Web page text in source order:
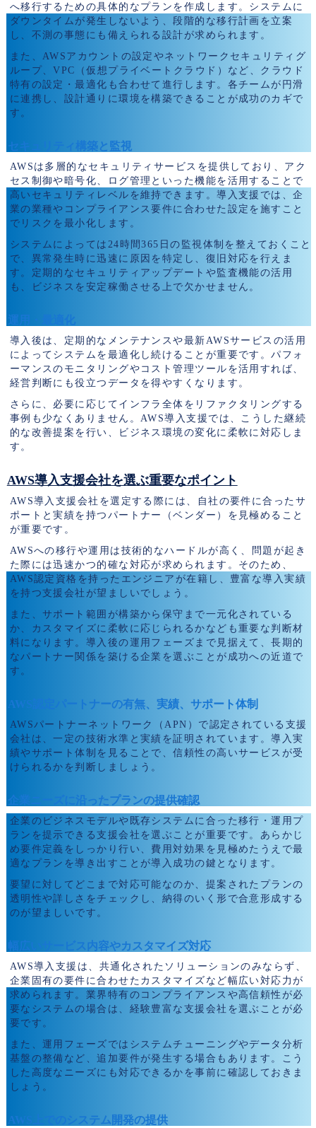
へ移行するための具体的なプランを作成します。システムに
ダウンタイムが発生しないよう、段階的な移行計画を立案
し、不測の事態にも備えられる設計が求められます。
また、AWSアカウントの設定やネットワークセキュリティグ
ループ、VPC（仮想プライベートクラウド）など、クラウド
特有の設定・最適化も合わせて進行します。各チームが円滑
に連携し、設計通りに環境を構築できることが成功のカギで
す。
セキュリティ構築と監視
AWSは多層的なセキュリティサービスを提供しており、アク
セス制御や暗号化、ログ管理といった機能を活用することで
高いセキュリティレベルを維持できます。導入支援では、企
業の業種やコンプライアンス要件に合わせた設定を施すこと
でリスクを最小化します。
システムによっては24時間365日の監視体制を整えておくこと
で、異常発生時に迅速に原因を特定し、復旧対応を行えま
す。定期的なセキュリティアップデートや監査機能の活用
も、ビジネスを安定稼働させる上で欠かせません。
運用・最適化
導入後は、定期的なメンテナンスや最新AWSサービスの活用
によってシステムを最適化し続けることが重要です。パフォ
ーマンスのモニタリングやコスト管理ツールを活用すれば、
経営判断にも役立つデータを得やすくなります。
さらに、必要に応じてインフラ全体をリファクタリングする
事例も少なくありません。AWS導入支援では、こうした継続
的な改善提案を行い、ビジネス環境の変化に柔軟に対応しま
す。
AWS導入支援会社を選ぶ重要なポイント
AWS導入支援会社を選定する際には、自社の要件に合ったサ
ポートと実績を持つパートナー（ベンダー）を見極めること
が重要です。
AWSへの移行や運用は技術的なハードルが高く、問題が起き
た際には迅速かつ的確な対応が求められます。そのため、
AWS認定資格を持ったエンジニアが在籍し、豊富な導入実績
を持つ支援会社が望ましいでしょう。
また、サポート範囲が構築から保守まで一元化されている
か、カスタマイズに柔軟に応じられるかなども重要な判断材
料になります。導入後の運用フェーズまで見据えて、長期的
なパートナー関係を築ける企業を選ぶことが成功への近道で
す。
AWS認定パートナーの有無、実績、サポート体制
AWSパートナーネットワーク（APN）で認定されている支援
会社は、一定の技術水準と実績を証明されています。導入実
績やサポート体制を見ることで、信頼性の高いサービスが受
けられるかを判断しましょう。
企業ニーズに沿ったプランの提供確認
企業のビジネスモデルや既存システムに合った移行・運用プ
ランを提示できる支援会社を選ぶことが重要です。あらかじ
め要件定義をしっかり行い、費用対効果を見極めたうえで最
適なプランを導き出すことが導入成功の鍵となります。
要望に対してどこまで対応可能なのか、提案されたプランの
透明性や詳しさをチェックし、納得のいく形で合意形成する
のが望ましいです。
幅広いサービス内容やカスタマイズ対応
AWS導入支援は、共通化されたソリューションのみならず、
企業固有の要件に合わせたカスタマイズなど幅広い対応力が
求められます。業界特有のコンプライアンスや高信頼性が必
要なシステムの場合は、経験豊富な支援会社を選ぶことが必
要です。
また、運用フェーズではシステムチューニングやデータ分析
基盤の整備など、追加要件が発生する場合もあります。こう
した高度なニーズにも対応できるかを事前に確認しておきま
しょう。
AWS上でのシステム開発の提供